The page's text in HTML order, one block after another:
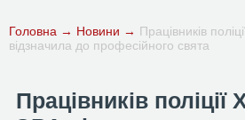
Головна → Новини → Працівників
відзначила до професійного свята
Працівників